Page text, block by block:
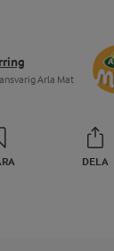
Arla Mat
DELA